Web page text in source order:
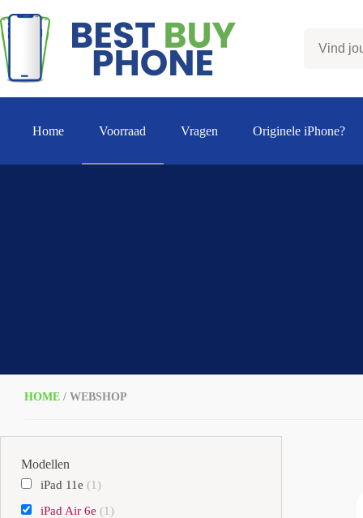
naar
de
inhoud
Home Voorraad Vragen Originele iPhone?
HOME / WEBSHOP
Modellen
iPad 11e (1)
iPad Air 6e (1)